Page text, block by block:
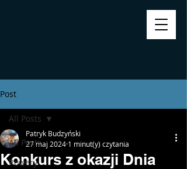
Post
All Posts
Rowery
All Posts
Konkurs z okazji Dnia
Patryk Budzyński
27 maj 2024 1 minut(y) czytania